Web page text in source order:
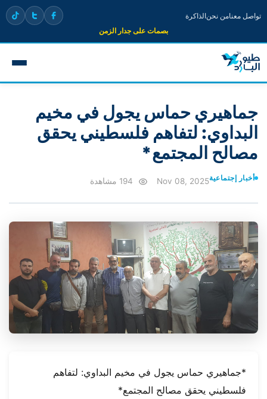
تواصل معنامن نحنالذاكرة
بصمات على جدار الزمن
جماهيري حماس يجول في مخيم
البداوي: لتفاهم فلسطيني يحقق
مصالح المجتمع*
أخبار إجتماعيةNov 08, 2025
*جماهيري حماس يجول في مخيم البداوي: لتفاهم
فلسطيني يحقق مصالح المجتمع*